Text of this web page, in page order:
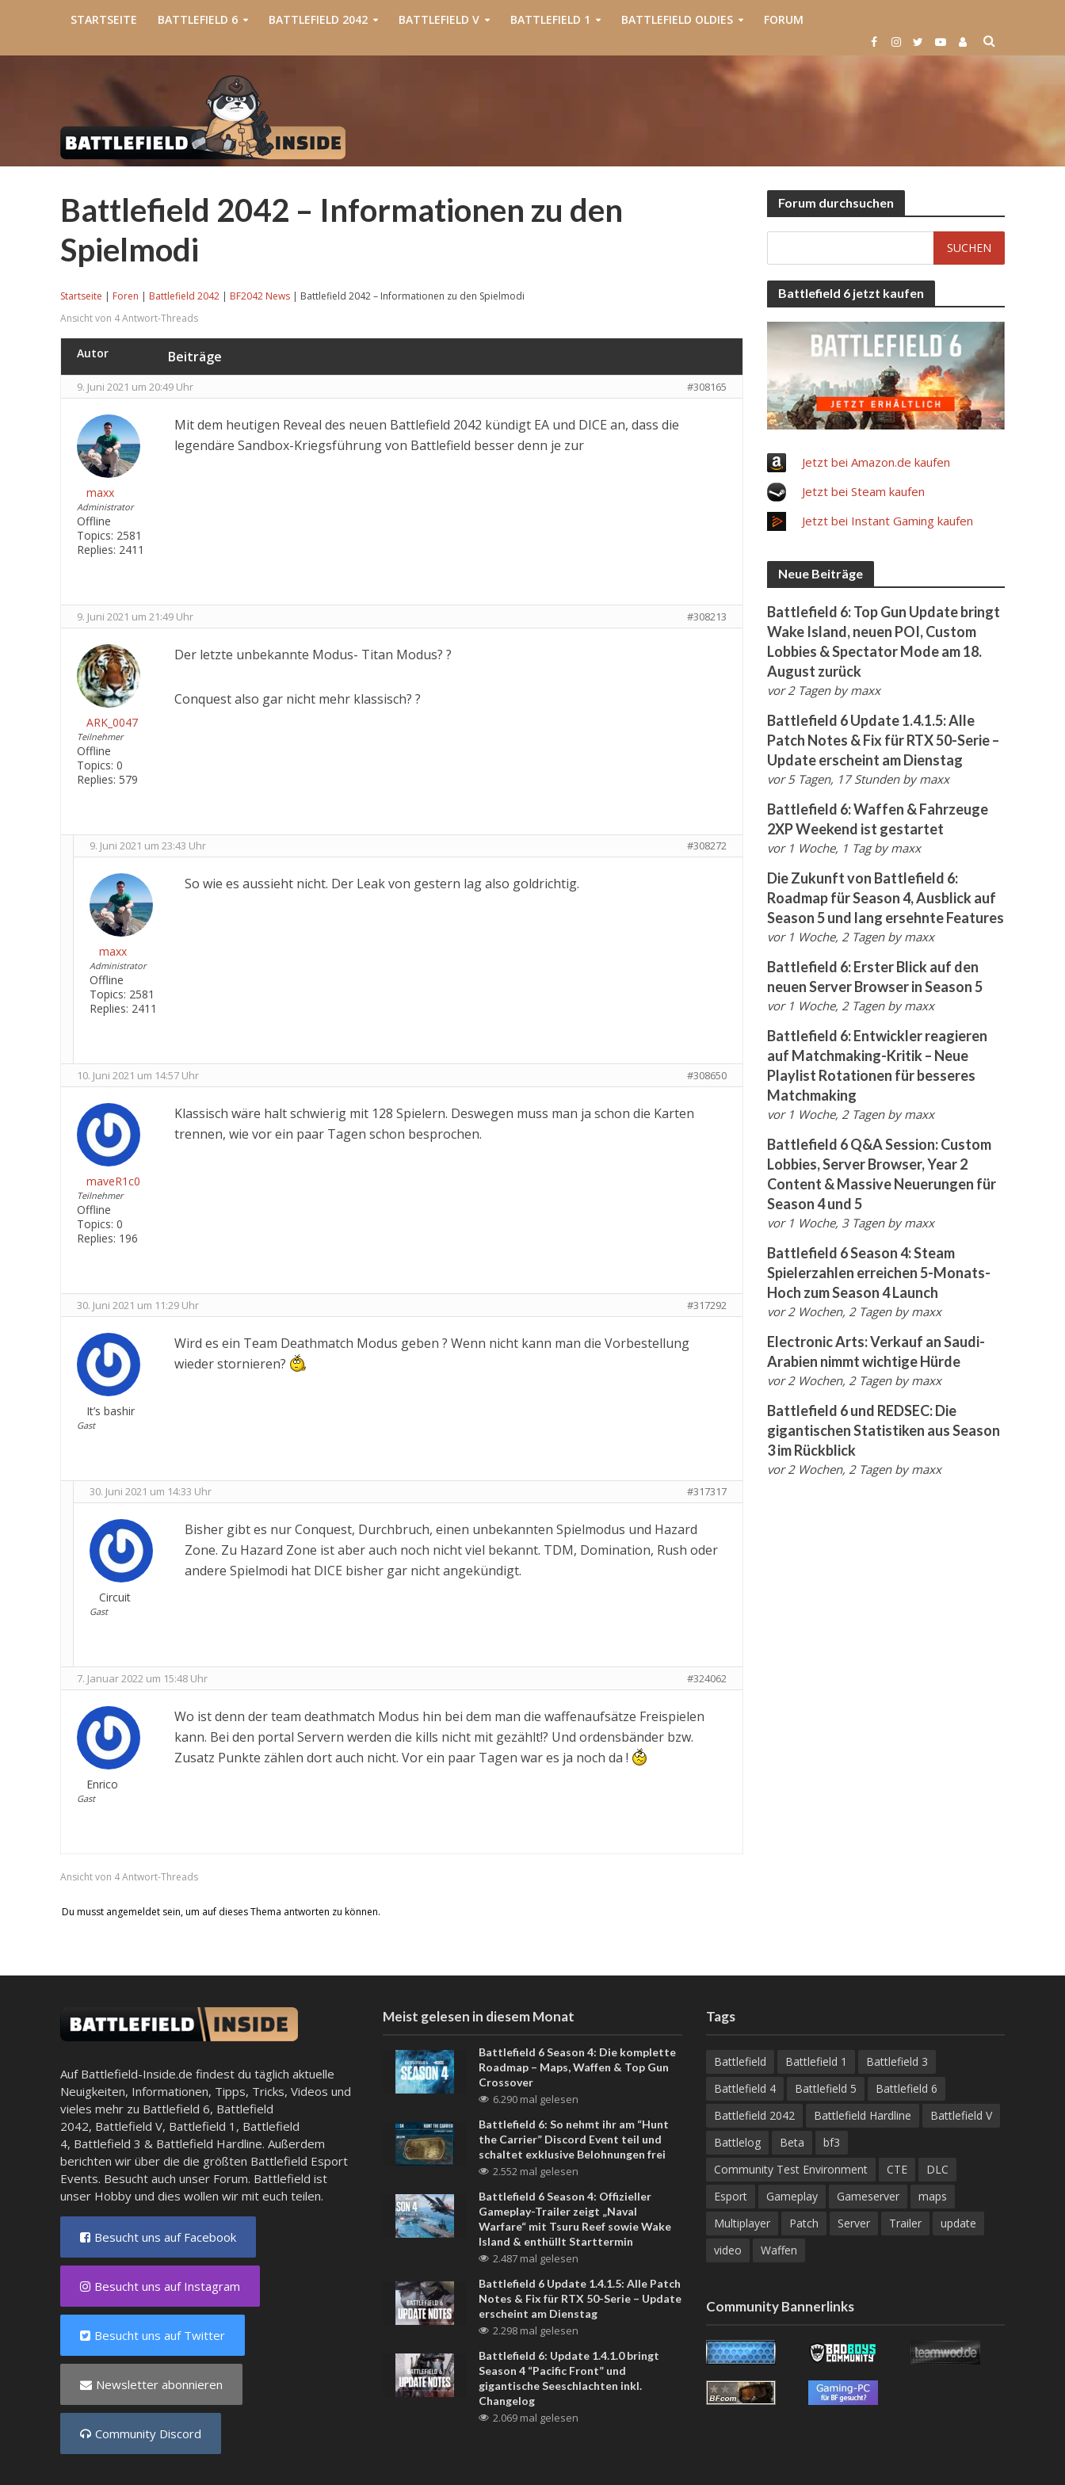
STARTSEITE BATTLEFIELD 6 BATTLEFIELD 2042 BATTLEFIELD V BATTLEFIELD 1 BATTLEFIELD OLDIES FORUM
Battlefield 2042 – Informationen zu den
Spielmodi
Startseite | Foren | Battlefield 2042 | BF2042 News | Battlefield 2042 – Informationen zu den Spielmodi
Ansicht von 4 Antwort-Threads
Autor Beiträge
9. Juni 2021 um 20:49 Uhr #308165
maxx
Administrator
Offline
Topics: 2581
Replies: 2411
Mit dem heutigen Reveal des neuen Battlefield 2042 kündigt EA und DICE an, dass die
legendäre Sandbox-Kriegsführung von Battlefield besser denn je zur
9. Juni 2021 um 21:49 Uhr #308213
ARK_0047
Teilnehmer
Offline
Topics: 0
Replies: 579
Der letzte unbekannte Modus- Titan Modus? ?
Conquest also gar nicht mehr klassisch? ?
9. Juni 2021 um 23:43 Uhr #308272
maxx
Administrator
Offline
Topics: 2581
Replies: 2411
So wie es aussieht nicht. Der Leak von gestern lag also goldrichtig.
10. Juni 2021 um 14:57 Uhr #308650
maveR1c0
Teilnehmer
Offline
Topics: 0
Replies: 196
Klassisch wäre halt schwierig mit 128 Spielern. Deswegen muss man ja schon die Karten
trennen, wie vor ein paar Tagen schon besprochen.
30. Juni 2021 um 11:29 Uhr #317292
It’s bashir
Gast
Wird es ein Team Deathmatch Modus geben ? Wenn nicht kann man die Vorbestellung
wieder stornieren?
30. Juni 2021 um 14:33 Uhr #317317
Circuit
Gast
Bisher gibt es nur Conquest, Durchbruch, einen unbekannten Spielmodus und Hazard
Zone. Zu Hazard Zone ist aber auch noch nicht viel bekannt. TDM, Domination, Rush oder
andere Spielmodi hat DICE bisher gar nicht angekündigt.
7. Januar 2022 um 15:48 Uhr #324062
Enrico
Gast
Wo ist denn der team deathmatch Modus hin bei dem man die waffenaufsätze Freispielen
kann. Bei den portal Servern werden die kills nicht mit gezählt!? Und ordensbänder bzw.
Zusatz Punkte zählen dort auch nicht. Vor ein paar Tagen war es ja noch da !
Ansicht von 4 Antwort-Threads
Du musst angemeldet sein, um auf dieses Thema antworten zu können.
Forum durchsuchen
Battlefield 6 jetzt kaufen
Jetzt bei Amazon.de kaufen
Jetzt bei Steam kaufen
Jetzt bei Instant Gaming kaufen
Neue Beiträge
Battlefield 6: Top Gun Update bringt
Wake Island, neuen POI, Custom
Lobbies & Spectator Mode am 18.
August zurück
vor 2 Tagen bymaxx
Battlefield 6 Update 1.4.1.5: Alle
Patch Notes & Fix für RTX 50-Serie –
Update erscheint am Dienstag
vor 5 Tagen, 17 Stunden bymaxx
Battlefield 6: Waffen & Fahrzeuge
2XP Weekend ist gestartet
vor 1 Woche, 1 Tag bymaxx
Die Zukunft von Battlefield 6:
Roadmap für Season 4, Ausblick auf
Season 5 und lang ersehnte Features
vor 1 Woche, 2 Tagen bymaxx
Battlefield 6: Erster Blick auf den
neuen Server Browser in Season 5
vor 1 Woche, 2 Tagen bymaxx
Battlefield 6: Entwickler reagieren
auf Matchmaking-Kritik – Neue
Playlist Rotationen für besseres
Matchmaking
vor 1 Woche, 2 Tagen bymaxx
Battlefield 6 Q&A Session: Custom
Lobbies, Server Browser, Year 2
Content & Massive Neuerungen für
Season 4 und 5
vor 1 Woche, 3 Tagen bymaxx
Battlefield 6 Season 4: Steam
Spielerzahlen erreichen 5-Monats-
Hoch zum Season 4 Launch
vor 2 Wochen, 2 Tagen bymaxx
Electronic Arts: Verkauf an Saudi-
Arabien nimmt wichtige Hürde
vor 2 Wochen, 2 Tagen bymaxx
Battlefield 6 und REDSEC: Die
gigantischen Statistiken aus Season
3 im Rückblick
vor 2 Wochen, 2 Tagen bymaxx
Auf Battlefield-Inside.de findest du täglich aktuelle
Neuigkeiten, Informationen, Tipps, Tricks, Videos und
vieles mehr zu Battlefield 6, Battlefield
2042, Battlefield V, Battlefield 1 , Battlefield
4, Battlefield 3 & Battlefield Hardline. Außerdem
berichten wir über die die größten Battlefield Esport
Events. Besucht auch unser Forum. Battlefield ist
unser Hobby und dies wollen wir mit euch teilen.
Besucht uns auf Facebook
Besucht uns auf Instagram
Besucht uns auf Twitter
Newsletter abonnieren
Community Discord
Meist gelesen in diesem Monat
Battlefield 6 Season 4: Die komplette
Roadmap – Maps, Waffen & Top Gun
Crossover
6.290 mal gelesen
Battlefield 6: So nehmt ihr am “Hunt
the Carrier” Discord Event teil und
schaltet exklusive Belohnungen frei
2.552 mal gelesen
Battlefield 6 Season 4: Offizieller
Gameplay-Trailer zeigt „Naval
Warfare“ mit Tsuru Reef sowie Wake
Island & enthüllt Starttermin
2.487 mal gelesen
Battlefield 6 Update 1.4.1.5: Alle Patch
Notes & Fix für RTX 50-Serie – Update
erscheint am Dienstag
2.298 mal gelesen
Battlefield 6: Update 1.4.1.0 bringt
Season 4 “Pacific Front” und
gigantische Seeschlachten inkl.
Changelog
2.069 mal gelesen
Tags
Battlefield Battlefield 1
Battlefield 3
Battlefield 4
Battlefield 5
Battlefield 6
Battlefield 2042
Battlefield Hardline
Battlefield V
Battlelog
Beta
bf3
Community Test Environment
CTE
DLC
Esport
Gameplay Gameserver
maps
Multiplayer
Patch Server Trailer
update
video
Waffen
Community Bannerlinks